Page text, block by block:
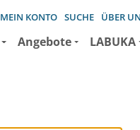
MEIN KONTO SUCHE ÜBER
Angebote LABUKA